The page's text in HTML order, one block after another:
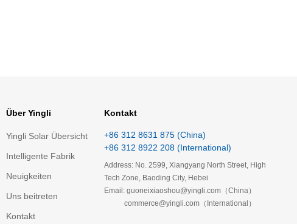
Über Yingli
Yingli Solar Übersicht
Intelligente Fabrik
Neuigkeiten
Uns beitreten
Kontakt
Kontakt
+86 312 8631 875 (China)
+86 312 8922 208 (International)
Address: No. 2599, Xiangyang North Street, High
Tech Zone, Baoding City, Hebei
Email: guoneixiaoshou@yingli.com（China）
commerce@yingli.com（International）